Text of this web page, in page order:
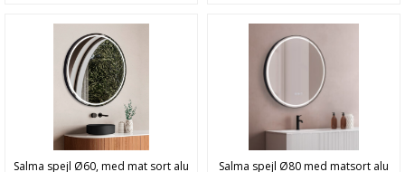
Salma spejl Ø60, med mat sort alu
Salma spejl Ø80 med matsort alu